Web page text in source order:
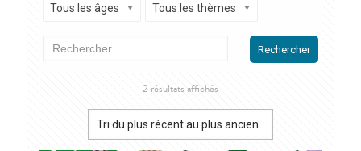
Tous les âges Tous les thèmes
Rechercher
2 résultats affichés
plus